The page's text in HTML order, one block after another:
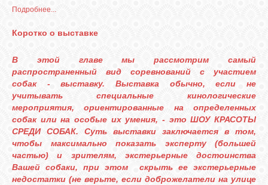
Подробнее...
Коротко о выставке
В этой главе мы рассмотрим самый
распространенный вид соревнований с участием
собак - выставку. Выставка обычно, если не
учитывать специальные кинологические
мероприятия, ориентированные на определенных
собак или на особые их умения, - это ШОУ КРАСОТЫ
СРЕДИ СОБАК. Суть выставки заключается в том,
чтобы максимально показать эксперту (большей
частью) и зрителям, экстерьерные достоинства
Вашей собаки, при этом скрыть ее экстерьерные
недостатки (не верьте, если доброжелатели на улице